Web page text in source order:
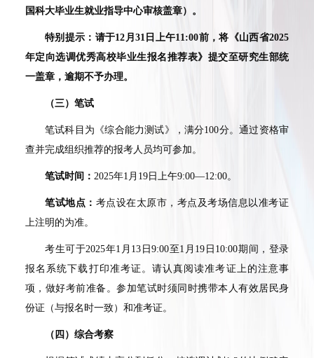
国科大毕业生就业指导中心审核盖章）。
特别提示：请于12 月31 日上午11:00前，将《山西省2025
年定向选调优秀高校毕业生报名推荐表》提交至研究生部统
一盖章，逾期不予办理。
（三）笔试
笔试科目为《综合能力测试》，满分100分。通过资格审
查并完成组织推荐的报考人员均可参加。
笔试时间： 2025年1 月 19 日上午9:00—12:00。
笔试地点： 考点设在太原市，考点及考场信息以准考证
上注明的为准。
考生可于2025年1 月 13 日9:00至 1 月 19 日 10:00期间，登录
报名系统下载打印准考证。请认真阅读准考证上的注意事
项，做好考前准备。参加笔试时须同时携带本人有效居民身
份证（与报名时一致）和准考证。
（四）综合考察